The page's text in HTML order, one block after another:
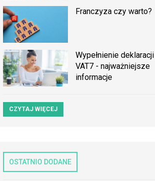
Franczyza czy warto?
Wypełnienie deklaracji
VAT7 - najważniejsze
informacje
CZYTAJ WIĘCEJ
OSTATNIO DODANE